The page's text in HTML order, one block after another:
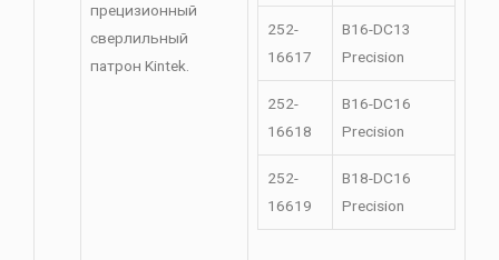
прецизионный
сверлильный
патрон Kintek.
252-
16617
B16-DC13
Precision
252-
16618
B16-DC16
Precision
252-
16619
B18-DC16
Precision